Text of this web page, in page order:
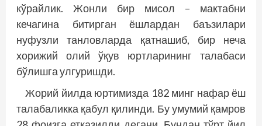
кўрайлик. Жонли бир мисол – мактабни
кечагина битирган ёшлардан баъзилари
нуфузли танловларда қатнашиб, бир неча
хорижий олий ўқув юртларининг талабаси
бўлишга улгуришди.
Жорий йилда юртимизда 182 минг нафар ёш
талабаликка қабул қилинди. Бу умумий қамров